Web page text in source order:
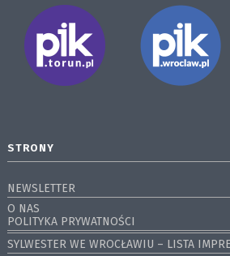
STRONY
NEWSLETTER
O NAS
POLITYKA PRYWATNOŚCI
SYLWESTER WE WROCŁAWIU – LISTA